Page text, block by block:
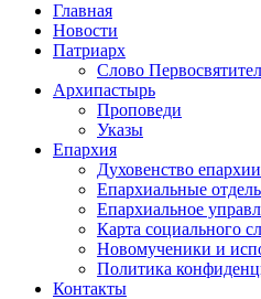
Главная
Новости
Патриарх
Слово
Архипастырь
Проповеди
Указы
Епархия
Духовенство епархии
Епархиальные
Епархиальное
Карта социального
Новомученики и
Политика
Контакты